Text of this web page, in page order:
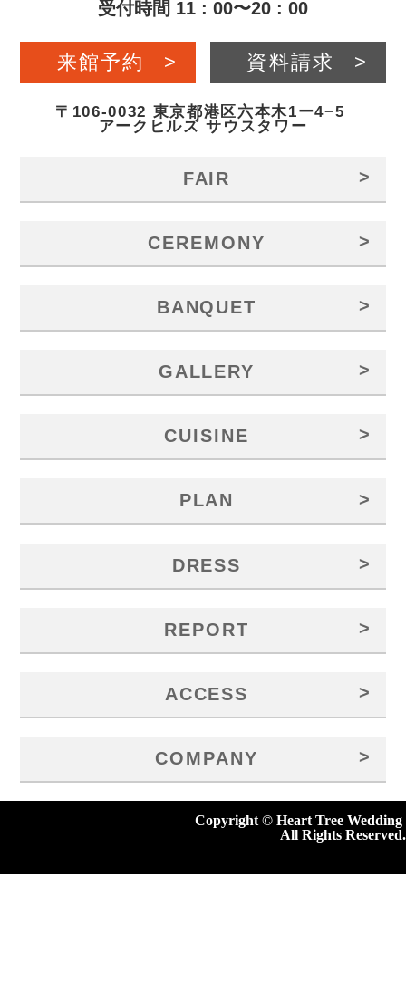
受付時間 11 : 00〜20 : 00
来館予約 > 資料請求 >
〒106-0032 東京都港区六本木1ー4−5
アークヒルズ サウスタワー
FAIR >
CEREMONY >
BANQUET >
GALLERY >
CUISINE >
PLAN >
DRESS >
REPORT >
ACCESS >
COMPANY >
Copyright © Heart Tree Wedding
All Rights Reserved.